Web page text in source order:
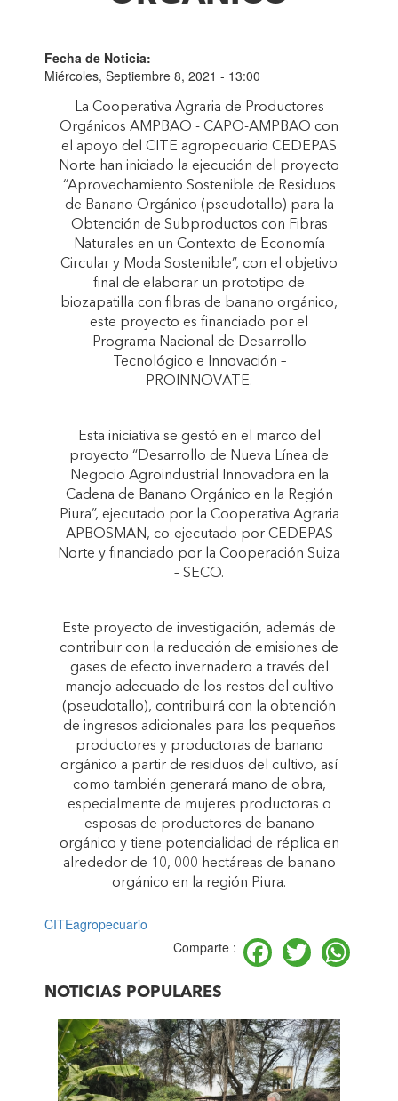
Fecha de Noticia:
Miércoles, Septiembre 8, 2021 - 13:00
La Cooperativa Agraria de Productores
Orgánicos AMPBAO - CAPO-AMPBAO con
el apoyo del CITE agropecuario CEDEPAS
Norte han iniciado la ejecución del proyecto
“Aprovechamiento Sostenible de Residuos
de Banano Orgánico (pseudotallo) para la
Obtención de Subproductos con Fibras
Naturales en un Contexto de Economía
Circular y Moda Sostenible”, con el objetivo
final de elaborar un prototipo de
biozapatilla con fibras de banano orgánico,
este proyecto es financiado por el
Programa Nacional de Desarrollo
Tecnológico e Innovación –
PROINNOVATE.
Esta iniciativa se gestó en el marco del
proyecto “Desarrollo de Nueva Línea de
Negocio Agroindustrial Innovadora en la
Cadena de Banano Orgánico en la Región
Piura”, ejecutado por la Cooperativa Agraria
APBOSMAN, co-ejecutado por CEDEPAS
Norte y financiado por la Cooperación Suiza
– SECO.
Este proyecto de investigación, además de
contribuir con la reducción de emisiones de
gases de efecto invernadero a través del
manejo adecuado de los restos del cultivo
(pseudotallo), contribuirá con la obtención
de ingresos adicionales para los pequeños
productores y productoras de banano
orgánico a partir de residuos del cultivo, así
como también generará mano de obra,
especialmente de mujeres productoras o
esposas de productores de banano
orgánico y tiene potencialidad de réplica en
alrededor de 10, 000 hectáreas de banano
orgánico en la región Piura.
CITEagropecuario
Comparte :
Facebook
Twitter
NOTICIAS POPULARES